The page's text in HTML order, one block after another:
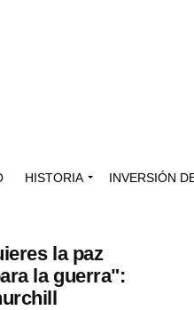
HISTORIA INVERSIÓN
la paz
la guerra":